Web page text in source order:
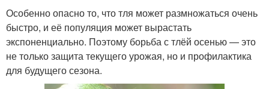
Особенно опасно то, что тля может размножаться очень
быстро, и её популяция может вырастать
экспоненциально. Поэтому борьба с тлёй осенью — это
не только защита текущего урожая, но и профилактика
для будущего сезона.